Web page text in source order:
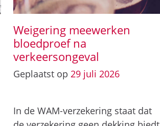
Weigering meewerken
bloedproef na
verkeersongeval
Geplaatst op 29 juli 2026
In de WAM-verzekering staat dat